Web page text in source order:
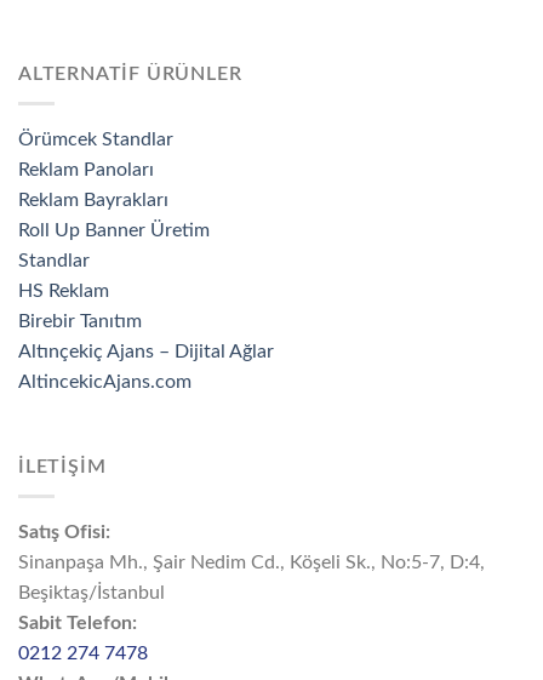
ALTERNATİF ÜRÜNLER
Örümcek Standlar
Reklam Panoları
Reklam Bayrakları
Roll Up Banner Üretim
Standlar
HS Reklam
Birebir Tanıtım
Altınçekiç Ajans – Dijital Ağlar
AltincekicAjans.com
İLETİŞİM
Satış Ofisi:
Sinanpaşa Mh., Şair Nedim Cd., Köşeli Sk., No:5-7, D:4,
Beşiktaş/İstanbul
Sabit Telefon:
0212 274 7478